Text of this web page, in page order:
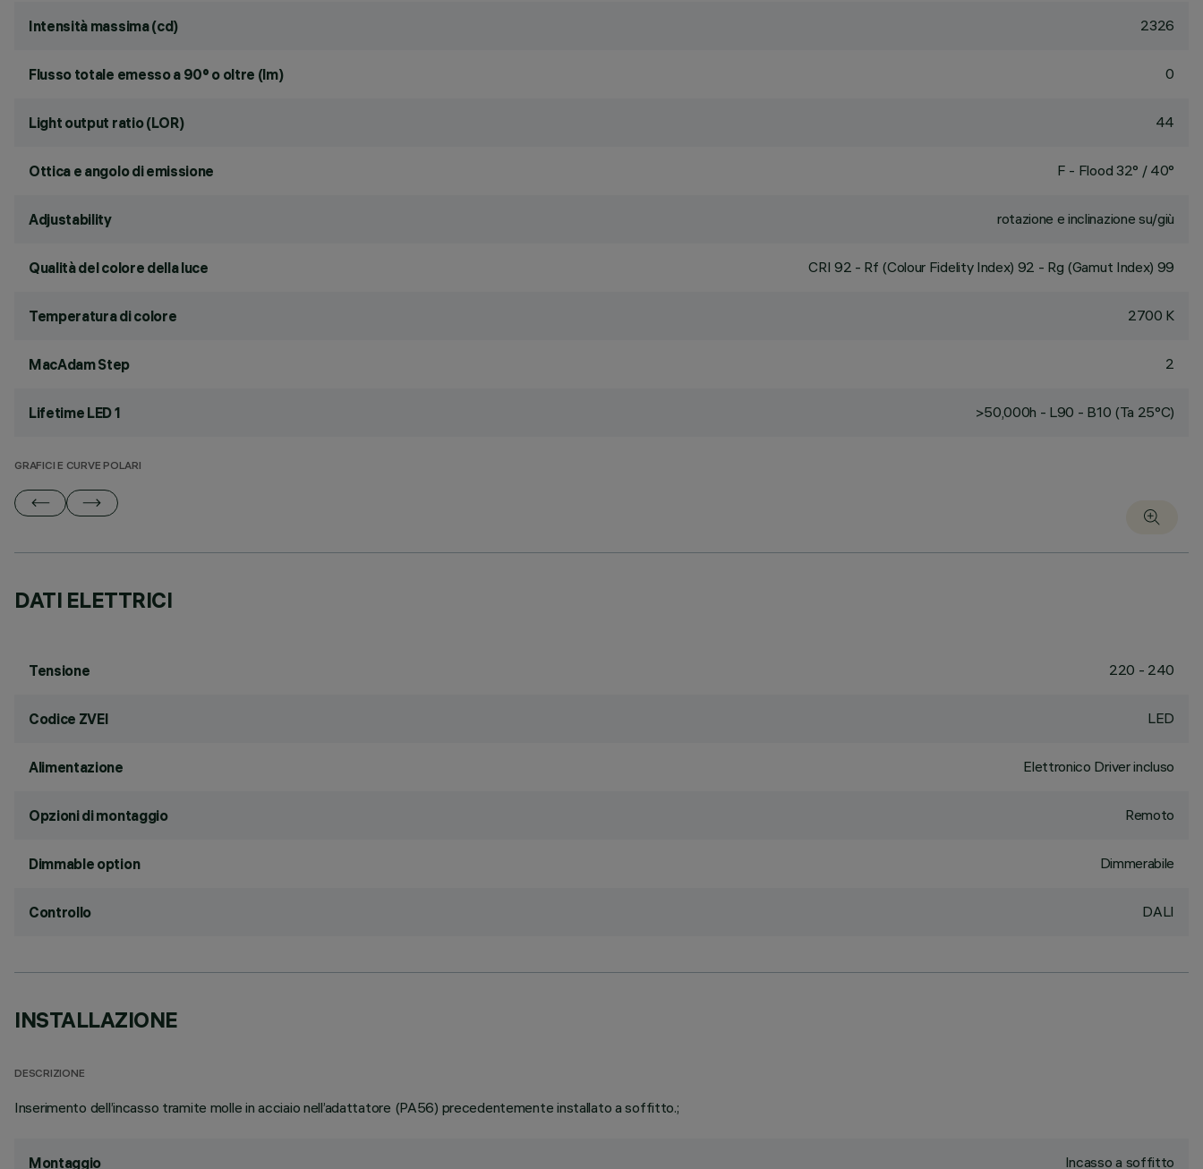
Intensità massima (cd) 2326
Flusso totale emesso a 90° o oltre (lm) 0
Light output ratio (LOR) 44
Ottica e angolo di emissione F - Flood 32° / 40°
Adjustability rotazione e inclinazione su/giù
Qualità del colore della luce CRI 92 - Rf (Colour Fidelity Index) 92 - Rg (Gamut Index) 99
Temperatura di colore 2700 K
MacAdam Step 2
Lifetime LED 1 >50,000h - L90 - B10 (Ta 25°C)
GRAFICI E CURVE POLARI
DATI ELETTRICI
Tensione 220 - 240
Codice ZVEI LED
Alimentazione Elettronico Driver incluso
Opzioni di montaggio Remoto
Dimmable option Dimmerabile
Controllo DALI
INSTALLAZIONE
DESCRIZIONE
Inserimento dell’incasso tramite molle in acciaio nell’adattatore (PA56) precedentemente installato a soffitto.;
Montaggio Incasso a soffitto